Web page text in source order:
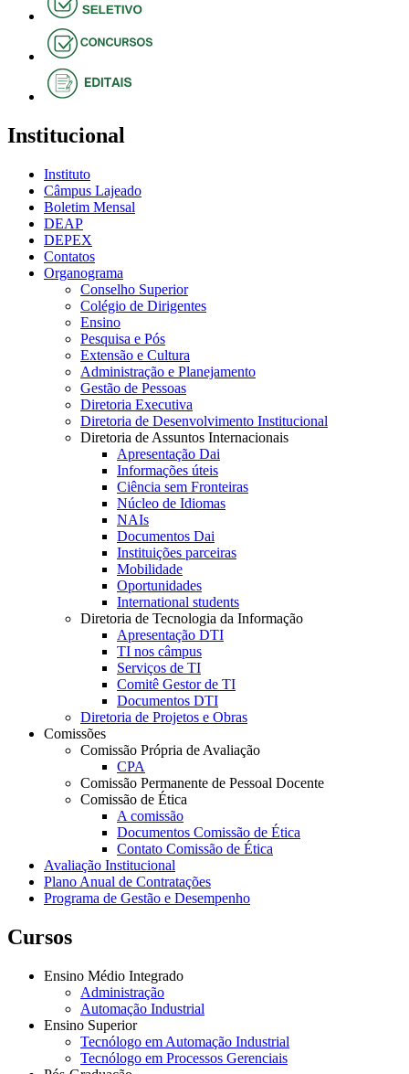
Institucional
Instituto
Câmpus Lajeado
Boletim Mensal
DEAP
DEPEX
Contatos
Organograma
Conselho Superior
Colégio de Dirigentes
Ensino
Pesquisa e Pós
Extensão e Cultura
Administração e Planejamento
Gestão de Pessoas
Diretoria Executiva
Diretoria de Desenvolvimento Institucional
Diretoria de Assuntos Internacionais
Apresentação Dai
Informações úteis
Ciência sem Fronteiras
Núcleo de Idiomas
NAIs
Documentos Dai
Instituições parceiras
Mobilidade
Oportunidades
International students
Diretoria de Tecnologia da Informação
Apresentação DTI
TI nos câmpus
Serviços de TI
Comitê Gestor de TI
Documentos DTI
Diretoria de Projetos e Obras
Comissões
Comissão Própria de Avaliação
CPA
Comissão Permanente de Pessoal Docente
Comissão de Ética
A comissão
Documentos Comissão de Ética
Contato Comissão de Ética
Avaliação Institucional
Plano Anual de Contratações
Programa de Gestão e Desempenho
Cursos
Ensino Médio Integrado
Administração
Automação Industrial
Ensino Superior
Tecnólogo em Automação Industrial
Tecnólogo em Processos Gerenciais